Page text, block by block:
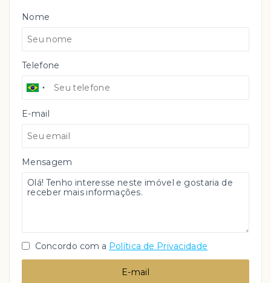
Nome
Telefone
E-mail
Mensagem
Concordo com a Política de Privacidade
E-mail